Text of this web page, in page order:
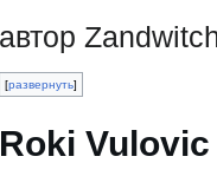
автор
развернуть
Roki